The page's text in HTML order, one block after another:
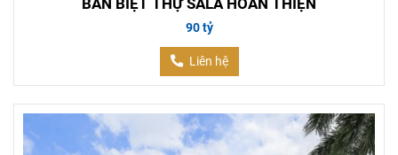
BÁN BIỆT THỰ SALA HOÀN THIỆN
90 tỷ
Liên hệ